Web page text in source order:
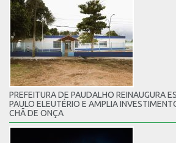
PREFEITURA DE PAUDALHO REINAUGURA
PAULO ELEUTÉRIO E AMPLIA
CHÃ DE ONÇA